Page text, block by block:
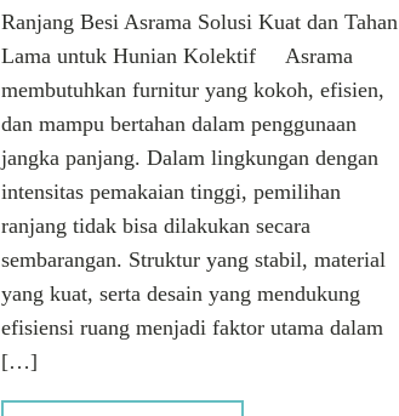
Ranjang Besi Asrama Solusi Kuat dan Tahan
Lama untuk Hunian Kolektif Asrama
membutuhkan furnitur yang kokoh, efisien,
dan mampu bertahan dalam penggunaan
jangka panjang. Dalam lingkungan dengan
intensitas pemakaian tinggi, pemilihan
ranjang tidak bisa dilakukan secara
sembarangan. Struktur yang stabil, material
yang kuat, serta desain yang mendukung
efisiensi ruang menjadi faktor utama dalam
[…]